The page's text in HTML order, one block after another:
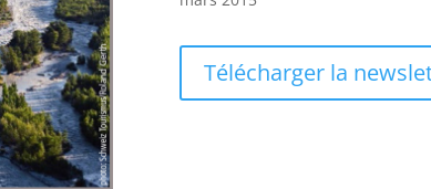
Télécharger la